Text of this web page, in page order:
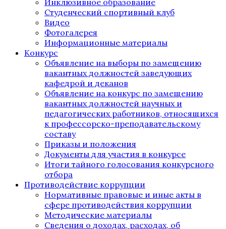
Инклюзивное образование
Студенческий спортивный клуб
Видео
Фотогалерея
Информационные материалы
Конкурс
Объявление на выборы по замещению
вакантных должностей заведующих
кафедрой и деканов
Объявление на конкурс по замещению
вакантных должностей научных и
педагогических работников, относящихся
к профессорско-преподавательскому
составу
Приказы и положения
Документы для участия в конкурсе
Итоги тайного голосования конкурсного
отбора
Противодействие коррупции
Нормативные правовые и иные акты в
сфере противодействия коррупции
Методические материалы
Сведения о доходах, расходах, об